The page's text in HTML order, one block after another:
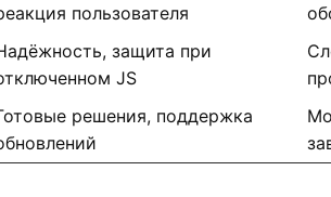
пользователя
защита при
JS
решения, поддержка